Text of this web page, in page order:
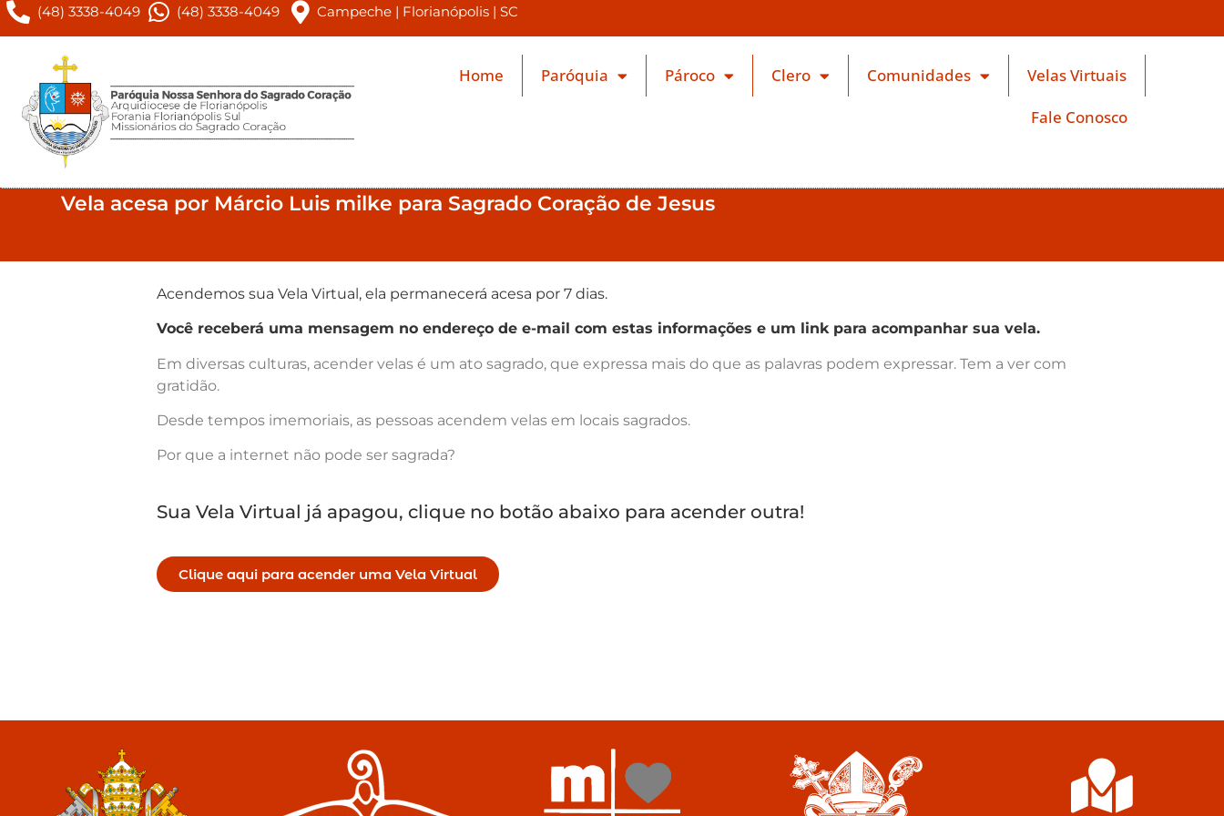
(48) 3338-4049 (48) 3338-4049 Campeche | Florianópolis | SC
Home Paróquia Pároco Clero Comunidades
Velas Virtuais
Fale Conosco
Vela acesa por Márcio Luis milke para Sagrado Coração de Jesus
Acendemos sua Vela Virtual, ela permanecerá acesa por 7 dias.
Você receberá uma mensagem no endereço de e-mail com estas informações e um link para acompanhar sua vela.
Em diversas culturas, acender velas é um ato sagrado, que expressa mais do que as palavras podem expressar. Tem a ver com
gratidão.
Desde tempos imemoriais, as pessoas acendem velas em locais sagrados.
Por que a internet não pode ser sagrada?
Sua Vela Virtual já apagou, clique no botão abaixo para acender outra!
Clique aqui para acender uma Vela Virtual